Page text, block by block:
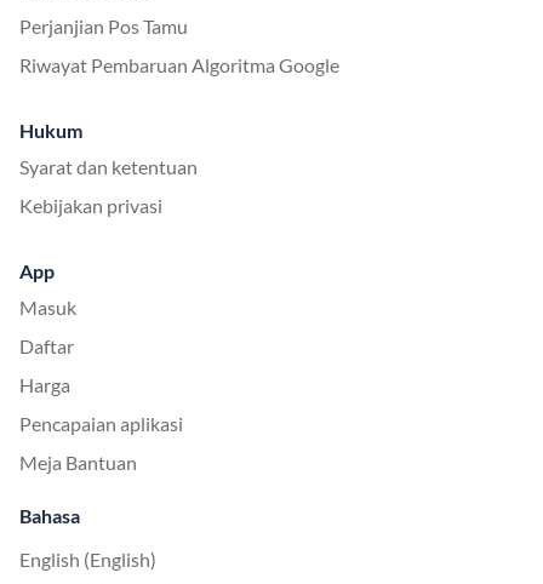
Perjanjian Pos Tamu
Riwayat Pembaruan Algoritma Google
Hukum
Syarat dan ketentuan
Kebijakan privasi
App
Masuk
Daftar
Harga
Pencapaian aplikasi
Meja Bantuan
Bahasa
English (English)